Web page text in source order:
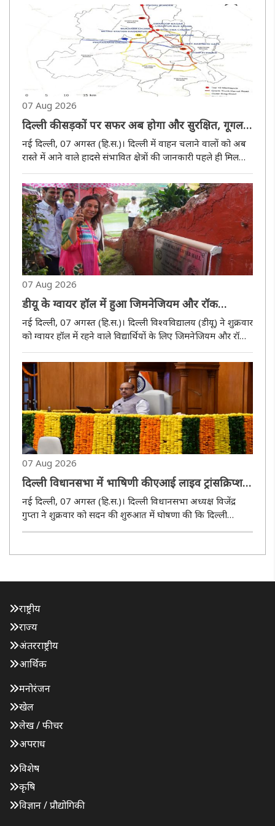
07 Aug 2026
दिल्ली की सड़कों पर सफर अब होगा और सुरक्षित, गूगल
मैप और मैपमाइइंडिया बताएंगे हादसे वाले क्षेत्र
नई दिल्ली, 07 अगस्त (हि.स.)। दिल्ली में वाहन चलाने वालों को अब
रास्ते में आने वाले हादसे संभावित क्षेत्रों की जानकारी पहले ही मिल
तकनीक आधारित नई पहल शुरू करने का निर्णय लिया है। इसके..
07 Aug 2026
डीयू के ग्वायर हॉल में हुआ जिमनेजियम और रॉक
वॉटरफॉल का उद्घाटन
नई दिल्ली, 07 अगस्त (हि.स.)। दिल्ली विश्वविद्यालय (डीयू) ने शुक्रवार
को ग्वायर हॉल में रहने वाले विद्यार्थियों के लिए जिमनेजियम और रॉक
विश्वविद्यालय के दक्षिणी परिसर की निदेशक प्रो. रजनी अब्ब..
07 Aug 2026
दिल्ली विधानसभा में भाषिणी की एआई लाइव ट्रांसक्रिप्शन
और अनुवाद प्रणाली का पायलट ट्रायल शुरू : विजेंद्र गुप्ता
नई दिल्ली, 07 अगस्त (हि.स.)। दिल्ली विधानसभा अध्यक्ष विजेंद्र
गुप्ता ने शुक्रवार को सदन की शुरुआत में घोषणा की कि दिल्ली
ट्रांसक्रिप्शन..
राष्ट्रीय
राज्य
अंतरराष्ट्रीय
आर्थिक
मनोरंजन
खेल
लेख / फीचर
अपराध
विशेष
कृषि
विज्ञान / प्रौद्योगिकी